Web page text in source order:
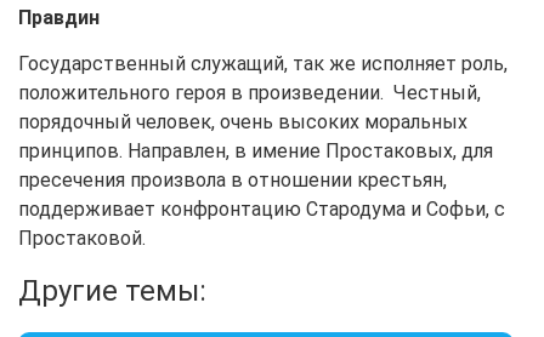
Правдин
Государственный служащий, так же исполняет роль,
положительного героя в произведении. Честный,
порядочный человек, очень высоких моральных
принципов. Направлен, в имение Простаковых, для
пресечения произвола в отношении крестьян,
поддерживает конфронтацию Стародума и Софьи, с
Простаковой.
Другие темы: